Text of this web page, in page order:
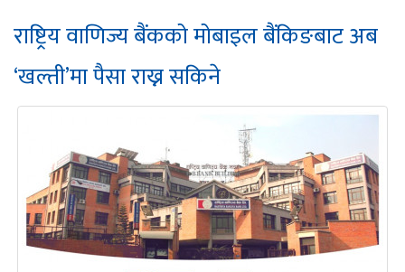
राष्ट्रिय वाणिज्य बैंकको मोबाइल बैंकिङबाट अब
‘खल्ती’मा पैसा राख्न सकिने